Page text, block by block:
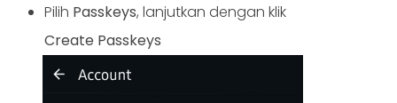
Pilih Passkeys, lanjutkan dengan klik
Create Passkeys